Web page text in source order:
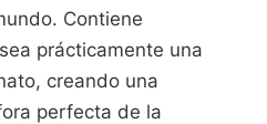
Contiene
prácticamente una
creando una
perfecta de la